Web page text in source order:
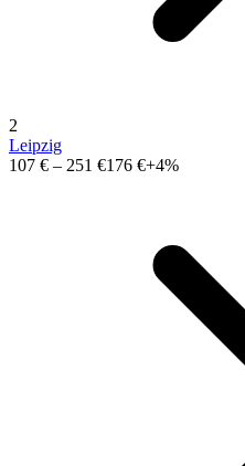
2
Leipzig
107 € – 251 €176 €+4%